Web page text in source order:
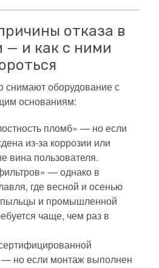
отказа в
— и как с ними
снимают оборудование с
основаниям:
пломб» — но если
из-за коррозии или
вина пользователя.
— однако в
где весной и осенью
пыльцы и промышленной
чаще, чем раз в
— но если монтаж выполнен